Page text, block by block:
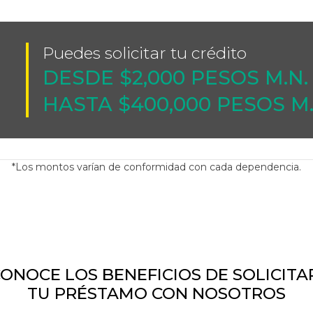
Puedes solicitar tu crédito
DESDE $2,000 PESOS M.N.
HASTA $400,000 PESOS
*Los montos varían de conformidad con cada dependencia.
LOS BENEFICIOS DE
TU PRÉSTAMO CON NOSOTROS